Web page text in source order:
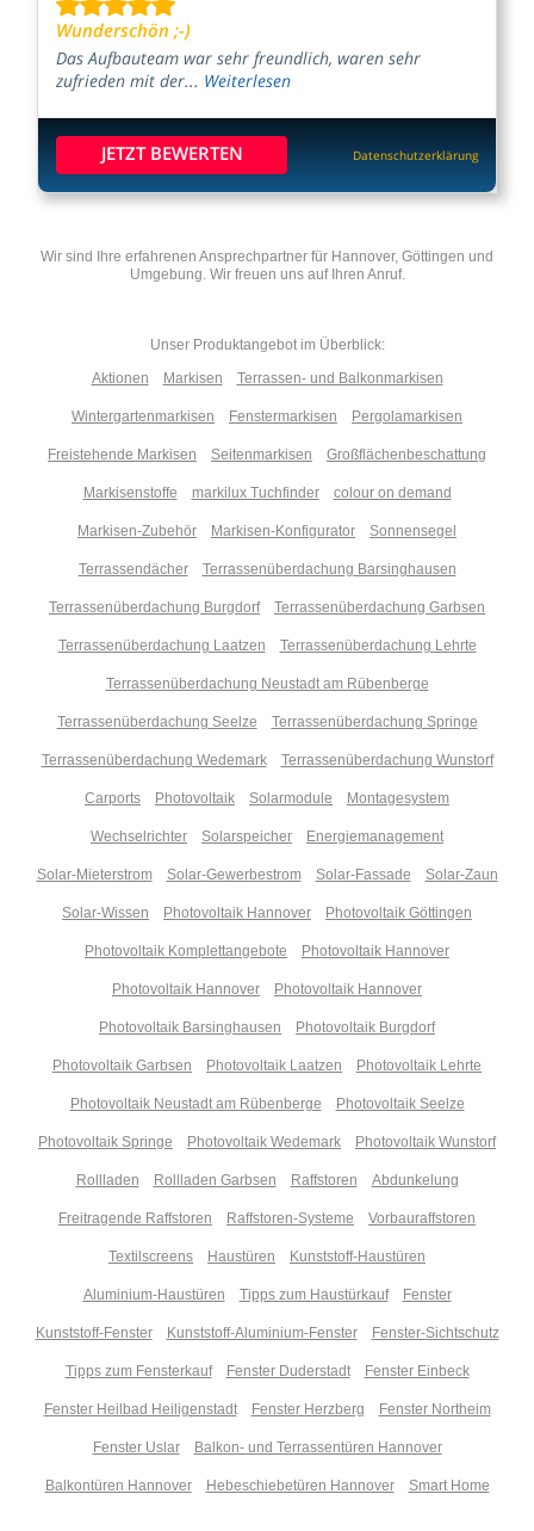
Wunderschön ;-)
Das Aufbauteam war sehr freundlich, waren sehr
zufrieden mit der... Weiterlesen
JETZT BEWERTEN Datenschutzerklärung
Wir sind Ihre erfahrenen Ansprechpartner für Hannover, Göttingen und
Umgebung. Wir freuen uns auf Ihren Anruf.
Unser Produktangebot im Überblick:
Aktionen
Markisen Terrassen- und Balkonmarkisen
Wintergartenmarkisen Fenstermarkisen Pergolamarkisen
Freistehende Markisen Seitenmarkisen Großflächenbeschattung
Markisenstoffe markilux Tuchfinder colour on demand
Markisen-Zubehör Markisen-Konfigurator Sonnensegel
Terrassendächer Terrassenüberdachung Barsinghausen
Terrassenüberdachung Burgdorf Terrassenüberdachung Garbsen
Terrassenüberdachung Laatzen Terrassenüberdachung Lehrte
Terrassenüberdachung Neustadt am Rübenberge
Terrassenüberdachung Seelze Terrassenüberdachung Springe
Terrassenüberdachung Wedemark Terrassenüberdachung Wunstorf
Carports Photovoltaik Solarmodule Montagesystem
Wechselrichter Solarspeicher Energiemanagement
Solar-Mieterstrom Solar-Gewerbestrom Solar-Fassade Solar-Zaun
Solar-Wissen Photovoltaik Hannover Photovoltaik Göttingen
Photovoltaik Komplettangebote Photovoltaik Hannover
Photovoltaik Hannover Photovoltaik Hannover
Photovoltaik Barsinghausen Photovoltaik Burgdorf
Photovoltaik Garbsen Photovoltaik Laatzen Photovoltaik Lehrte
Photovoltaik Neustadt am Rübenberge Photovoltaik Seelze
Photovoltaik Springe Photovoltaik Wedemark Photovoltaik Wunstorf
Rollladen Rollladen Garbsen Raffstoren Abdunkelung
Freitragende Raffstoren Raffstoren-Systeme Vorbauraffstoren
Textilscreens Haustüren Kunststoff-Haustüren
Aluminium-Haustüren Tipps zum Haustürkauf Fenster
Kunststoff-Fenster Kunststoff-Aluminium-Fenster Fenster-Sichtschutz
Tipps zum Fensterkauf Fenster Duderstadt Fenster Einbeck
Fenster Heilbad Heiligenstadt Fenster Herzberg Fenster Northeim
Fenster Uslar Balkon- und Terrassentüren Hannover
Balkontüren Hannover Hebeschiebetüren Hannover Smart Home